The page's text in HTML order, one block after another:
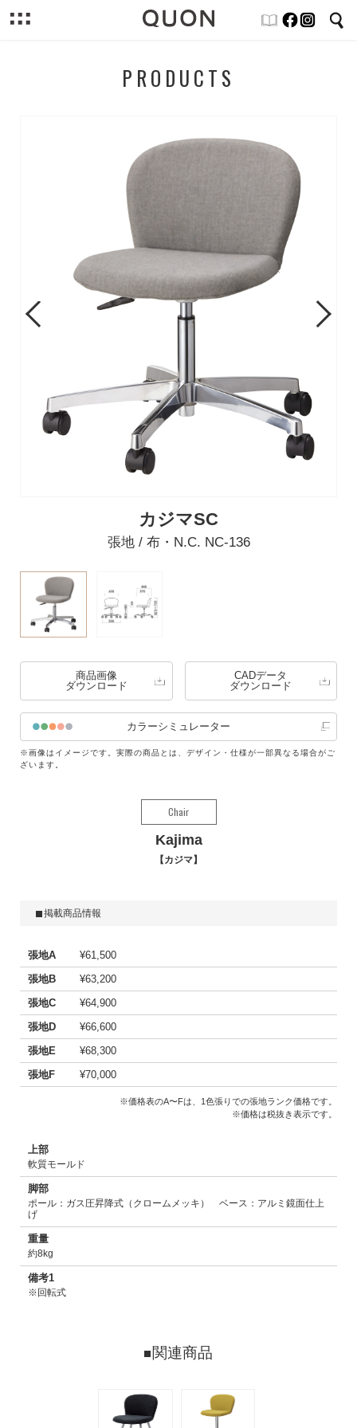
PRODUCTS
Previous
カジマSC
張地 / 布・N.C. NC-136
Next
商品画像
ダウンロード
CADデータ
ダウンロード
カラーシミュレーター
※画像はイメージです。実際の商品とは、デザイン・仕様が一部異なる場合がご
ざいます。
Chair
Kajima
カジマ
掲載商品情報
張地A
¥61,500
張地B
¥63,200
張地C
¥64,900
張地D
¥66,600
張地E
¥68,300
張地F
¥70,000
※価格表のA〜Fは、1色張りでの張地ランク価格です。
※価格は税抜き表示です。
上部
軟質モールド
脚部
ポール：ガス圧昇降式（クロームメッキ） ベース：アルミ鏡面仕上
げ
重量
約8kg
備考1
※回転式
関連商品